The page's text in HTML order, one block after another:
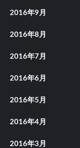
2016年9月
2016年8月
2016年7月
2016年6月
2016年5月
2016年4月
2016年3月